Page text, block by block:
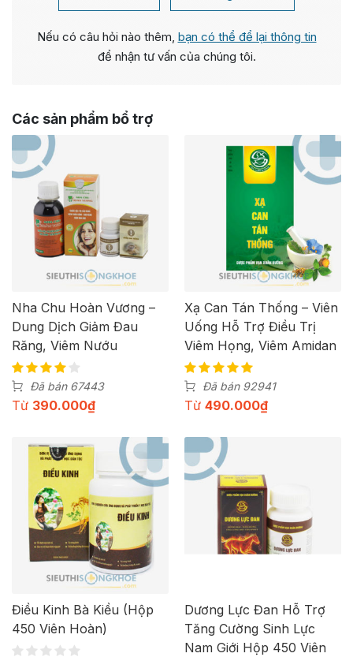
Nếu có câu hỏi nào thêm, bạn có thể để lại thông tin
để nhận tư vấn của chúng tôi.
Các sản phẩm bổ trợ
Nha Chu Hoàn Vương –
Dung Dịch Giảm Đau
Răng, Viêm Nướu
Đã bán 67443
Từ 390.000₫
Xạ Can Tán Thống – Viên
Uống Hỗ Trợ Điều Trị
Viêm Họng, Viêm Amidan
Đã bán 92941
Từ 490.000₫
Điều Kinh Bà Kiều (Hộp
450 Viên Hoàn)
Dương Lực Đan Hỗ Trợ
Tăng Cường Sinh Lực
Nam Giới Hộp 450 Viên